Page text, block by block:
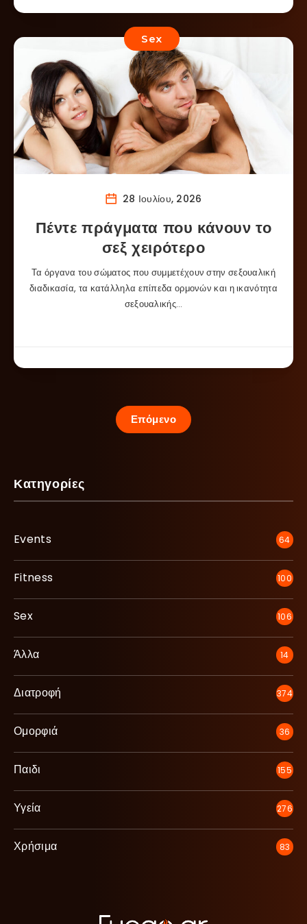
Sex
28 Ιουλίου, 2026
Πέντε πράγματα που κάνουν το
σεξ χειρότερο
Τα όργανα του σώματος που συμμετέχουν στην σεξουαλική
διαδικασία, τα κατάλληλα επίπεδα ορμονών και η ικανότητα
σεξουαλικής…
Επόμενο
Κατηγορίες
Events 64
Fitness 100
Sex 106
Άλλα 14
Διατροφή 374
Ομορφιά 36
Παιδι 155
Υγεία 276
Χρήσιμα 83